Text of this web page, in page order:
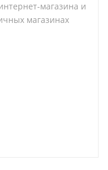
магазина и
магазинах